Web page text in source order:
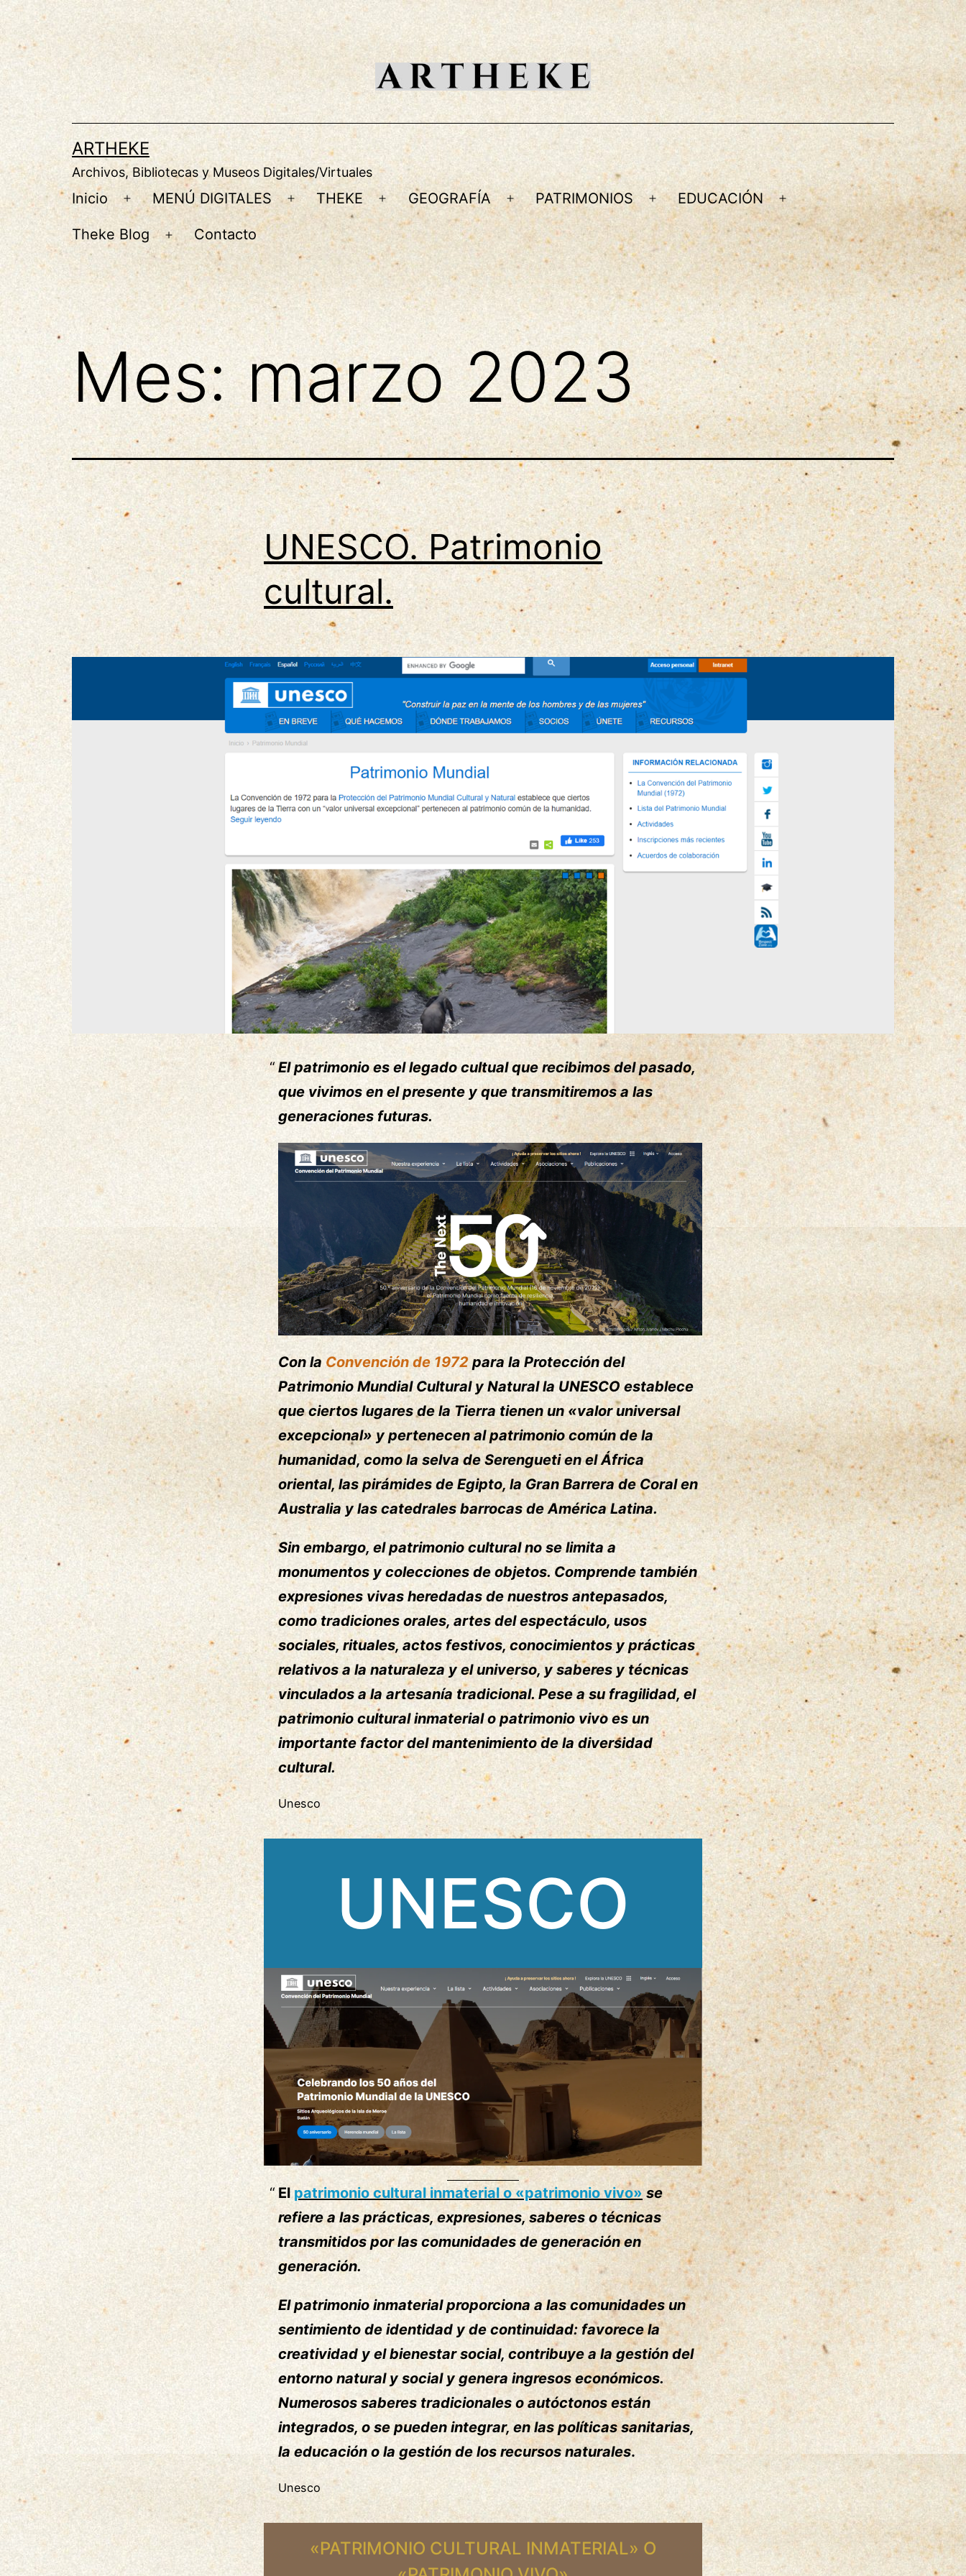
al
contenido
ARTHEKE
Archivos, Bibliotecas y Museos Digitales/Virtuales
Inicio
Abrir
el
menú
MENÚ DIGITALES
Abrir
el
menú
THEKE
Abrir
el
menú
GEOGRAFÍA
Abrir
el
menú
PATRIMONIOS
Abrir
el
menú
EDUCACIÓN
Abrir
el
menú
Theke Blog
Abrir
el
menú
Contacto
Mes:marzo 2023
UNESCO. Patrimonio
cultural.
El patrimonio es el legado cultual que recibimos del pasado,
que vivimos en el presente y que transmitiremos a las
generaciones futuras.
Con la Convención de 1972 para la Protección del
Patrimonio Mundial Cultural y Natural la UNESCO establece
que ciertos lugares de la Tierra tienen un «valor universal
excepcional» y pertenecen al patrimonio común de la
humanidad, como la selva de Serengueti en el África
oriental, las pirámides de Egipto, la Gran Barrera de Coral en
Australia y las catedrales barrocas de América Latina.
Sin embargo, el patrimonio cultural no se limita a
monumentos y colecciones de objetos. Comprende también
expresiones vivas heredadas de nuestros antepasados,
como tradiciones orales, artes del espectáculo, usos
sociales, rituales, actos festivos, conocimientos y prácticas
relativos a la naturaleza y el universo, y saberes y técnicas
vinculados a la artesanía tradicional. Pese a su fragilidad, el
patrimonio cultural inmaterial o patrimonio vivo es un
importante factor del mantenimiento de la diversidad
cultural.
Unesco
UNESCO
Elpatrimonio cultural inmaterial o «patrimonio vivo» se
refiere a las prácticas, expresiones, saberes o técnicas
transmitidos por las comunidades de generación en
generación.
El patrimonio inmaterial proporciona a las comunidades un
sentimiento de identidad y de continuidad: favorece la
creatividad y el bienestar social, contribuye a la gestión del
entorno natural y social y genera ingresos económicos.
Numerosos saberes tradicionales o autóctonos están
integrados, o se pueden integrar, en las políticas sanitarias,
la educación o la gestión de los recursos naturales.
Unesco
«PATRIMONIO CULTURAL INMATERIAL» O